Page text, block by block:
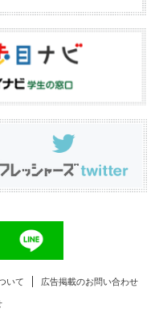
いて 広告掲載のお問い合わせ